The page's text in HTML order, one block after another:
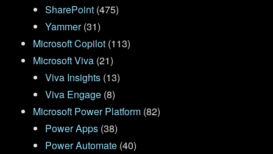
SharePoint (475)
Yammer(31)
Microsoft Copilot (113)
Microsoft Viva (21)
Viva Insights (13)
Viva Engage (8)
Microsoft Power Platform (82)
Power Apps (38)
Power Automate (40)